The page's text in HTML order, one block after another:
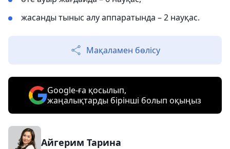
жасанды тыныс алу аппаратында – 2 науқас.
Мақаламен бөлісу
Google-ға қосылып,
жаңалықтарды бірінші болып оқыңыз
Айгерим Тарина